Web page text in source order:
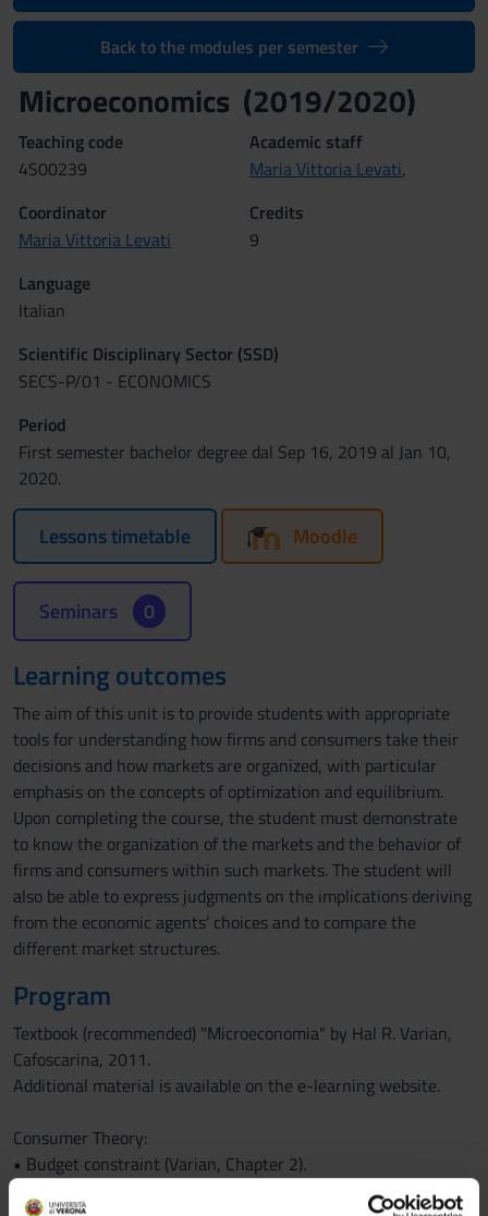
Back to the modules per semester
Microeconomics (2019/2020)
Teaching code
4S00239
Academic staff
Maria Vittoria Levati,
Coordinator
Maria Vittoria Levati
Credits
9
Language
Italian
Scientific Disciplinary Sector (SSD)
SECS-P/01 - ECONOMICS
Period
First semester bachelor degree dal Sep 16, 2019 al Jan 10,
2020.
Lessons timetable Moodle
Seminars 0
Learning outcomes
The aim of this unit is to provide students with appropriate
tools for understanding how firms and consumers take their
decisions and how markets are organized, with particular
emphasis on the concepts of optimization and equilibrium.
Upon completing the course, the student must demonstrate
to know the organization of the markets and the behavior of
firms and consumers within such markets. The student will
also be able to express judgments on the implications deriving
from the economic agents’ choices and to compare the
different market structures.
Program
Textbook (recommended) "Microeconomia" by Hal R. Varian,
Cafoscarina, 2011.
Additional material is available on the e-learning website.
Consumer Theory:
• Budget constraint (Varian, Chapter 2).
• Preferences and indifference curves (Varian, Chapter 3).